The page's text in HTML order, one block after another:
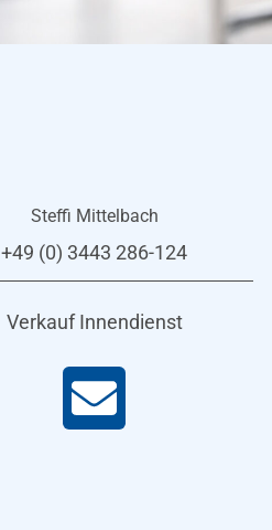
Steffi Mittelbach
+49 (0) 3443 286-124
Verkauf Innendienst